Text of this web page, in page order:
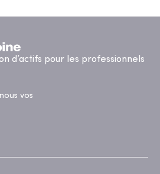
d’actifs pour les professionnels
vos